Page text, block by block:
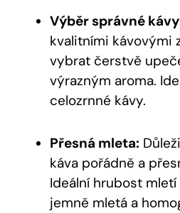
Výběr správné
kvalitními kávovými
vybrat čerstvě
výrazným aroma.
celozrnné kávy.
Přesná mleta:
káva pořádně a
Ideální hrubost
jemně mletá a